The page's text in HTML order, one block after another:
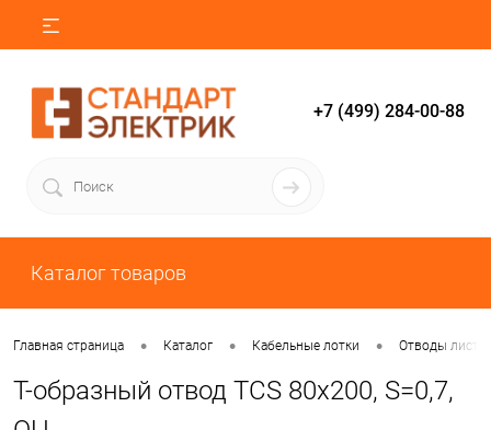
+7 (499) 284-00-88
Каталог товаров
Главная страница • Каталог • Кабельные лотки • Отводы
Т-образный отвод TCS 80х200, S=0,7,